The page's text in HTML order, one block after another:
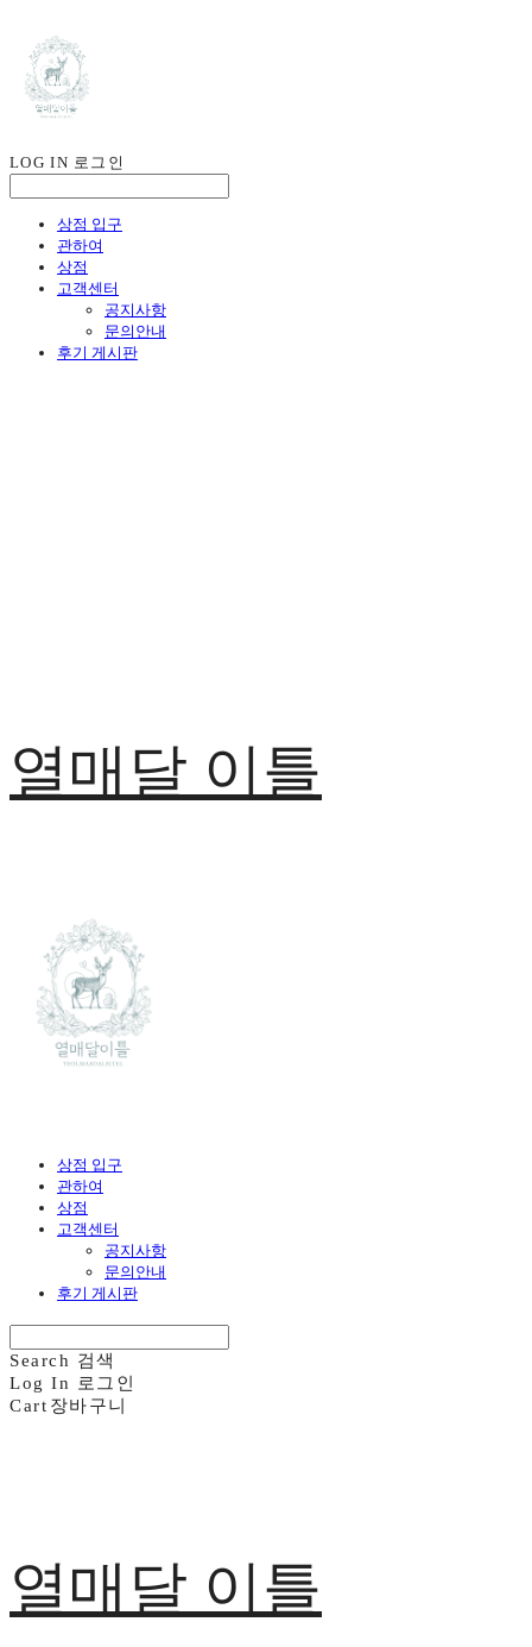
LOG IN 로그인
상점 입구
관하여
상점
고객센터
공지사항
문의안내
후기 게시판
열매달 이틀
상점 입구
관하여
상점
고객센터
공지사항
문의안내
후기 게시판
Search 검색
Log In
로그인
Cart 장바구니
열매달 이틀